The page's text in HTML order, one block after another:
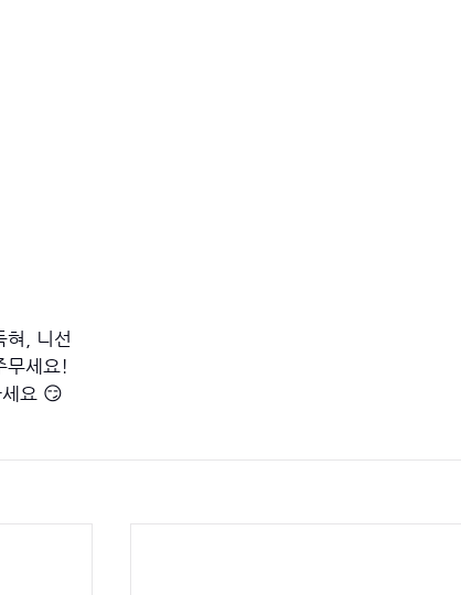
혀, 니선
무세요!
요 😏